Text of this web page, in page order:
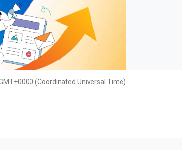
(Coordinated Universal Time)
動 關於我們